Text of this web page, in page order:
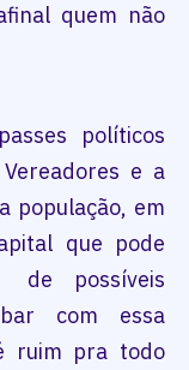
quem não
políticos
e a
população, em
que pode
de possíveis
com essa
ruim pra todo